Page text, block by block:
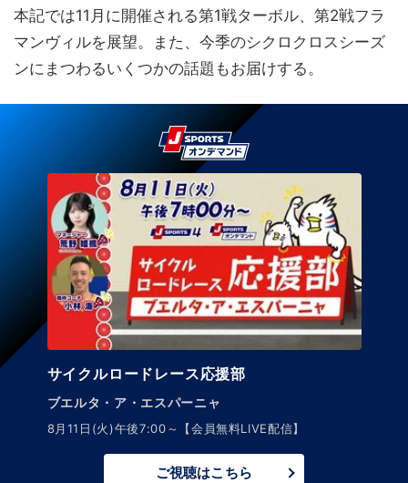
本記では11月に開催される第1戦ターボル、第2戦フラ
マンヴィルを展望。また、今季のシクロクロスシーズ
ンにまつわるいくつかの話題もお届けする。
サイクルロードレース応援部
ブエルタ・ア・エスパーニャ
8月11日(火)午後7:00～【会員無料LIVE配信】
ご視聴はこちら